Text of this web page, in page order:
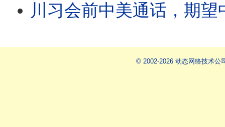
川习会前中美通话，期
© 2002-2026 动态网络技术公